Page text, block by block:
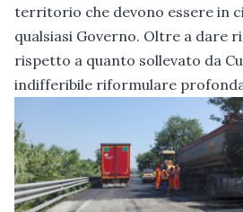
territorio che devono essere in
qualsiasi Governo. Oltre a dare
rispetto a quanto sollevato da
indifferibile riformulare